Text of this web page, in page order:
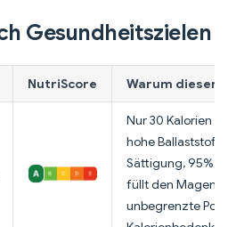
Gesundheitszielen
NutriScore Warum dieser
Nur 30 Kalorien pro
hohe Ballaststoffe
Sättigung, 95%
füllt den Magen.
unbegrenzte